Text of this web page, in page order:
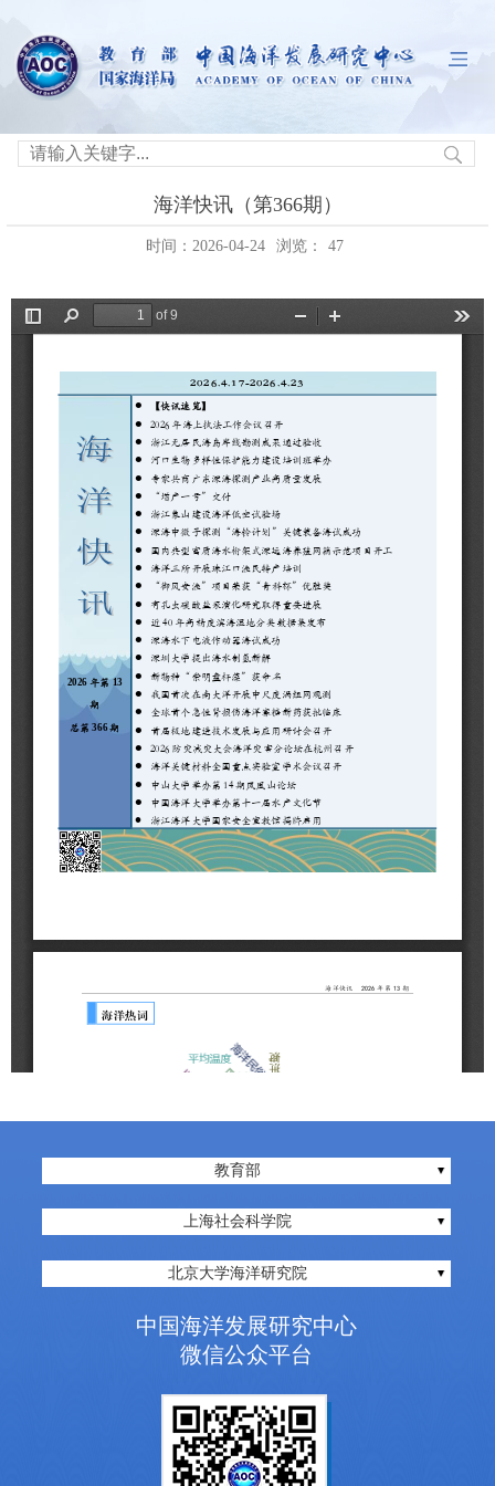
海洋快讯（第366期）
时间：2026-04-24 浏览： 47
教育部
上海社会科学院
北京大学海洋研究院
中国海洋发展研究中心
微信公众平台